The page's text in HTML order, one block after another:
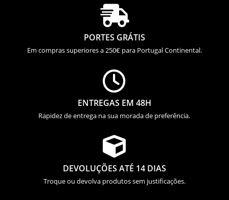

PORTES GRÁTIS
Em compras superiores a 250€ para Portugal Continental.

ENTREGAS EM 48H
Rapidez de entrega na sua morada de preferência.

DEVOLUÇÕES ATÉ 14 DIAS
Troque ou devolva produtos sem justificações.